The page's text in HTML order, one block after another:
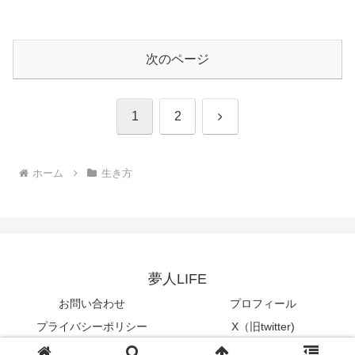
次のページ
1 2 次
ホーム 生き方
夢人LIFE
お問い合わせ
プロフィール
プライバシーポリシー
X（旧twitter)